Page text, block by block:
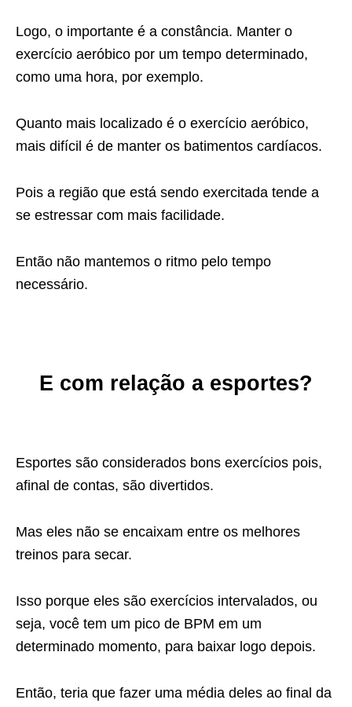
Logo, o importante é a constância. Manter o
exercício aeróbico por um tempo determinado,
como uma hora, por exemplo.
Quanto mais localizado é o exercício aeróbico,
mais difícil é de manter os batimentos cardíacos.
Pois a região que está sendo exercitada tende a
se estressar com mais facilidade.
Então não mantemos o ritmo pelo tempo
necessário.
E com relação a esportes?
Esportes são considerados bons exercícios pois,
afinal de contas, são divertidos.
Mas eles não se encaixam entre os melhores
treinos para secar.
Isso porque eles são exercícios intervalados, ou
seja, você tem um pico de BPM em um
determinado momento, para baixar logo depois.
Então, teria que fazer uma média deles ao final da